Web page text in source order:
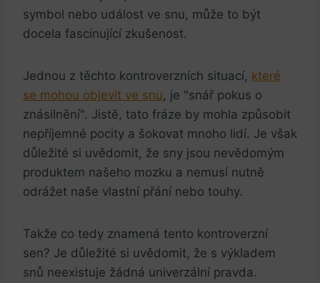
symbol nebo událost ve snu, může to ​být
docela fascinující zkušenost.
Jednou z těchto kontroverzních situací, které
se mohou objevit ve⁢ snu, je "snář pokus o
znásilnění". Jistě, tato fráze by mohla způsobit
nepříjemné pocity a šokovat mnoho lidí. Je však
důležité si uvědomit, že sny jsou nevědomým
produktem našeho mozku ⁢a nemusí nutně
odrážet naše‍ vlastní přání nebo ⁢touhy.
Takže co tedy znamená tento kontroverzní
sen? Je důležité si‍ uvědomit, že s výkladem
snů‍ neexistuje žádná univerzální pravda.